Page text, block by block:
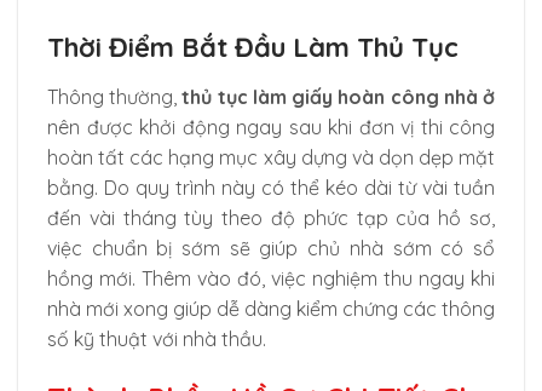
Thời Điểm Bắt Đầu Làm Thủ Tục
Thông thường,thủ tục làm giấy hoàn công nhà ở
nên được khởi động ngay sau khi đơn vị thi công
hoàn tất các hạng mục xây dựng và dọn dẹp mặt
bằng. Do quy trình này có thể kéo dài từ vài tuần
đến vài tháng tùy theo độ phức tạp của hồ sơ,
việc chuẩn bị sớm sẽ giúp chủ nhà sớm có sổ
hồng mới. Thêm vào đó, việc nghiệm thu ngay khi
nhà mới xong giúp dễ dàng kiểm chứng các thông
số kỹ thuật với nhà thầu.